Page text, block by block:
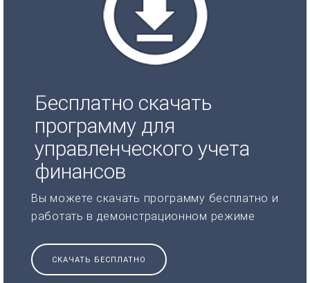
Бесплатно скачать
программу для
управленческого учета
финансов
Вы можете скачать программу бесплатно и
работать в демонстрационном режиме
СКАЧАТЬ БЕСПЛАТНО